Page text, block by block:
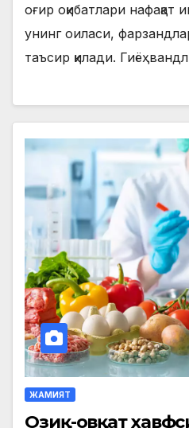
оғир оқибатлари нафақат
унинг оиласи,
таъсир қилади.
ЖАМИЯТ
Озиқ-овқат